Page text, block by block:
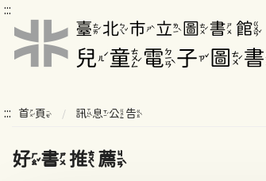
:::
::: 首頁 訊息公告
好書推薦